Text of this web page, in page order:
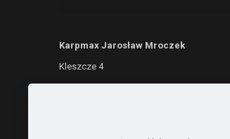
Karpmax Jarosław Mroczek
Kleszcze 4